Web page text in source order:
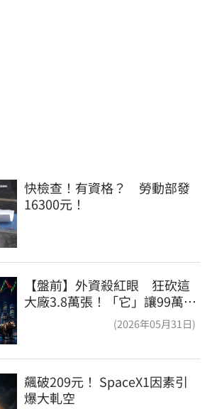
快檢查！有資格？　勞動部發
16300元！
【盤前】外資殺紅眼 狂砍這
大廠3.8萬張！「它」讓99萬股
(2026年05月31日)
飆破209元！ SpaceX1因素引
爆大軋空